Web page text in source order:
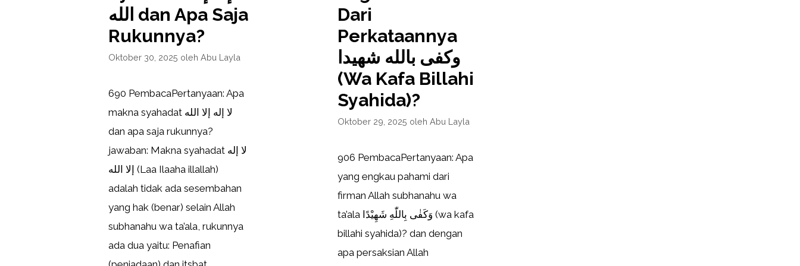
الله dan Apa Saja
Rukunnya?
Oktober 30, 2025 oleh Abu Layla
690 PembacaPertanyaan: Apa
makna syahadat لا إله إلا الله
dan apa saja rukunnya?
jawaban: Makna syahadat لا إله
إلا الله (Laa Ilaaha illallah)
adalah tidak ada sesembahan
yang hak (benar) selain Allah
subhanahu wa ta’ala, rukunnya
ada dua yaitu: Penafian
Dari
Perkataannya
وكفى بالله شهيدا
(Wa Kafa Billahi
Syahida)?
Oktober 29, 2025 oleh Abu Layla
906 PembacaPertanyaan: Apa
yang engkau pahami dari
firman Allah subhanahu wa
ta’ala وَكَفٰى بِاللّٰهِ شَهِيْدًا (wa kafa
billahi syahida)? dan dengan
apa persaksian Allah